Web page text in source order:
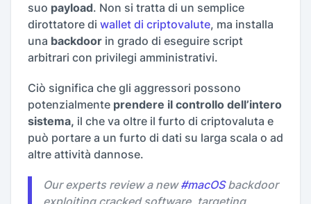
suo payload. Non si tratta di un semplice
dirottatore di wallet di criptovalute, ma installa
una backdoor in grado di eseguire script
arbitrari con privilegi amministrativi.
Ciò significa che gli aggressori possono
potenzialmente prendere il controllo dell’intero
sistema, il che va oltre il furto di criptovaluta e
può portare a un furto di dati su larga scala o ad
altre attività dannose.
Our experts review a new#macOSbackdoor
exploiting cracked software, targeting